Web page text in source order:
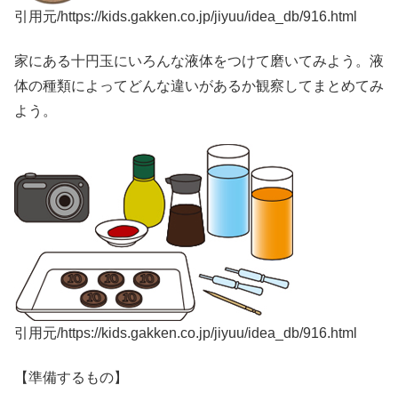
引用元/https://kids.gakken.co.jp/jiyuu/idea_db/916.html
家にある十円玉にいろんな液体をつけて磨いてみよう。液
体の種類によってどんな違いがあるか観察してまとめてみ
よう。
引用元/https://kids.gakken.co.jp/jiyuu/idea_db/916.html
【準備するもの】